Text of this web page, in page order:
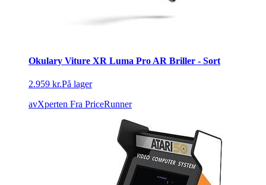
Okulary Viture XR Luma Pro AR Briller - Sort
2.959 kr.På lager
avXperten Fra PriceRunner